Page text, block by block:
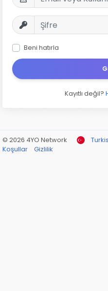
Beni hatırla
Kayıtlı değil?
© 2026 4YO Network
Koşullar
Gizlilik